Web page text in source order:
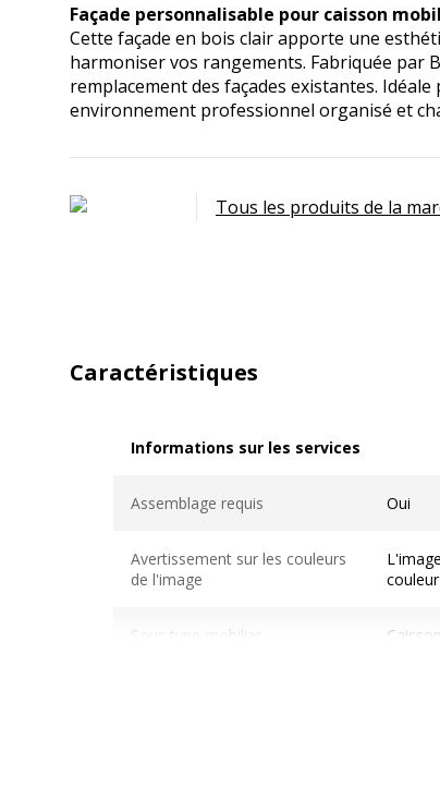
Façade personnalisable pour caisson
Cette façade en bois clair apporte une
harmoniser vos rangements. Fabriquée par
remplacement des façades existantes.
environnement professionnel organisé et
Tous les produits de la
Caractéristiques
Informations sur les services
Assemblage requis Oui
Avertissement sur les couleurs
de l'image
Sous type mobilier